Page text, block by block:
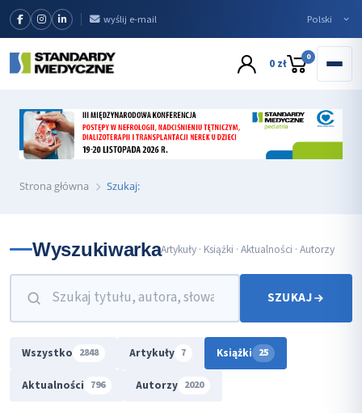
wyślij e-mail
0 zł 0
Strona główna Szukaj:
WyszukiwarkaArtykuły · Książki · Aktualności · Autorzy
SZUKAJ
Wszystko 2848 Artykuły 7 Książki 25
Aktualności 796 Autorzy 2020